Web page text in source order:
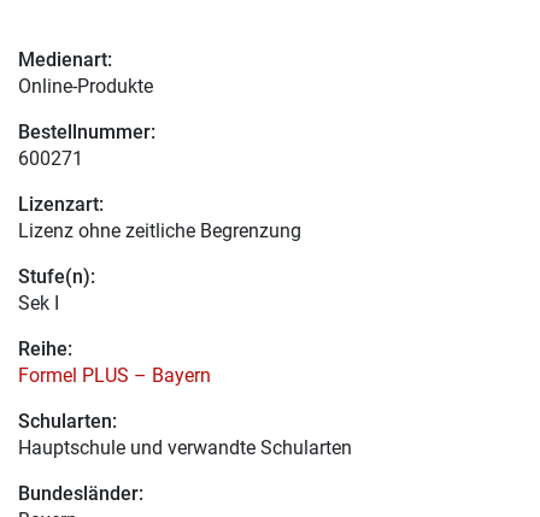
Medienart:
Online-Produkte
Bestellnummer:
600271
Lizenzart:
Lizenz ohne zeitliche Begrenzung
Stufe(n):
Sek I
Reihe:
Formel PLUS – Bayern
Schularten:
Hauptschule und verwandte Schularten
Bundesländer: